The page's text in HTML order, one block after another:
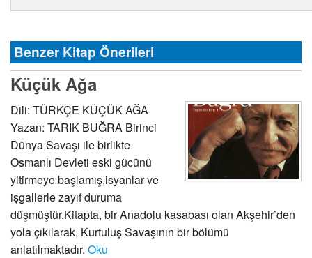
Benzer Kitap Önerileri
Küçük Ağa
Dili: TÜRKÇE KÜÇÜK AĞA
Yazan: TARIK BUĞRA Birinci
Dünya Savaşı ile birlikte
Osmanlı Devleti eski gücünü
yitirmeye başlamış,isyanlar ve
işgallerle zayıf duruma
düşmüştür.Kitapta, bir Anadolu kasabası olan Akşehir’den
yola çıkılarak, Kurtuluş Savaşının bir bölümü
anlatılmaktadır. Oku